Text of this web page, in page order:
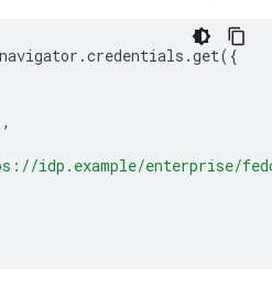
navigator .credentials .get({
,
idp.example/enterprise/